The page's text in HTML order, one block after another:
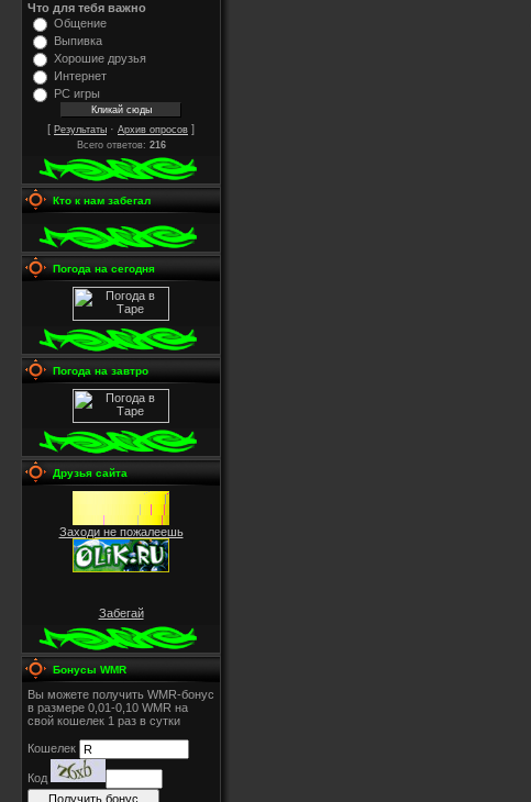
Что для тебя важно
Общение
Выпивка
Хорошие друзья
Интернет
PC игры
[ Результаты · Архив опросов ]
Всего ответов: 216
Кто к нам забегал
Погода на сегодня
Погода на завтро
Друзья сайта
Заходи не пожалеешь
Забегай
Бонусы WMR
Вы можете получить WMR-бонус
в размере 0,01-0,10 WMR на
свой кошелек 1 раз в сутки
Кошелек
Код